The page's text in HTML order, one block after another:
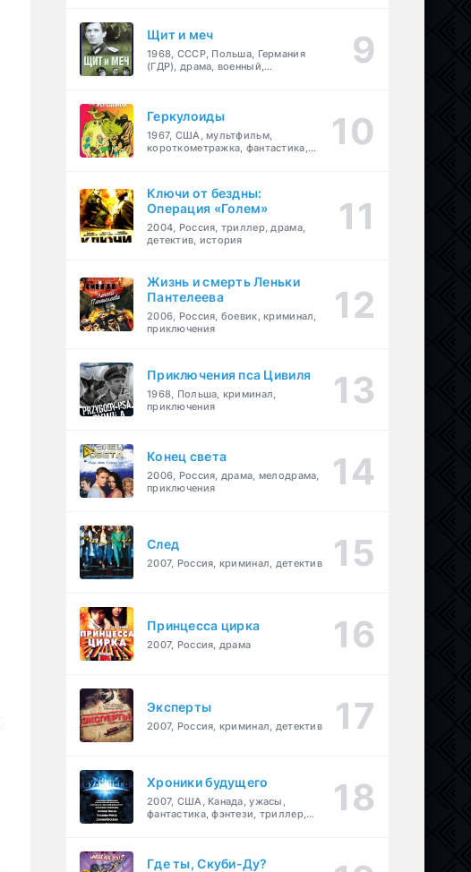
Щит и меч
1968, СССР, Польша, Германия
(ГДР), драма, военный,
Геркулоиды
1967, США, мультфильм,
короткометражка, фантастика,
Ключи от бездны:
Операция «Голем»
2004, Россия, триллер, драма,
детектив, история
Жизнь и смерть Леньки
Пантелеева
2006, Россия, боевик, криминал,
приключения
Приключения пса Цивиля
1968, Польша, криминал,
приключения
Конец света
2006, Россия, драма, мелодрама,
приключения
След
2007, Россия, криминал, детектив
Принцесса цирка
2007, Россия, драма
Эксперты
2007, Россия, криминал, детектив
Хроники будущего
2007, США, Канада, ужасы,
фантастика, фэнтези, триллер,
Где ты, Скуби-Ду?